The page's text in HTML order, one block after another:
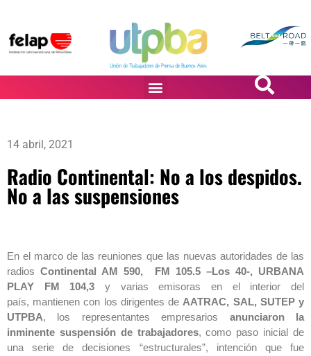
14 abril, 2021
Radio Continental: No a los despidos.
No a las suspensiones
En el marco de las reuniones que las nuevas autoridades de las
radiosContinental AM 590, FM 105.5 –Los 40-, URBANA
PLAY FM 104,3 y varias emisoras en el interior del
país, mantienen con los dirigentes de AATRAC, SAL, SUTEP y
UTPBA, los representantes empresarios anunciaron la
inminente suspensión de trabajadores, como paso inicial de
una serie de decisiones “estructurales”, intención que fue